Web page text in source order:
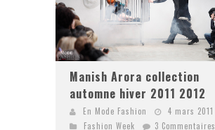
Manish Arora collection
automne hiver 2011 2012
En Mode Fashion
4 mars 2011
Fashion Week
3 Commentaires